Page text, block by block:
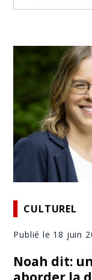
CULTUREL
Publié le 18 juin
Noah dit: